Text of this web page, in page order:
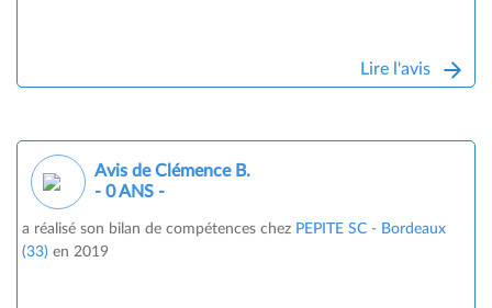
Lire l'avis
Avis de Clémence B.
- 0 ANS -
a réalisé son bilan de compétences chez PEPITE SC - Bordeaux
(33) en 2019